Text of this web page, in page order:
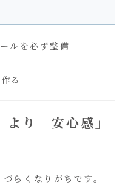
ルを必ず整備
る
り「安心感」
らくなりがちです。